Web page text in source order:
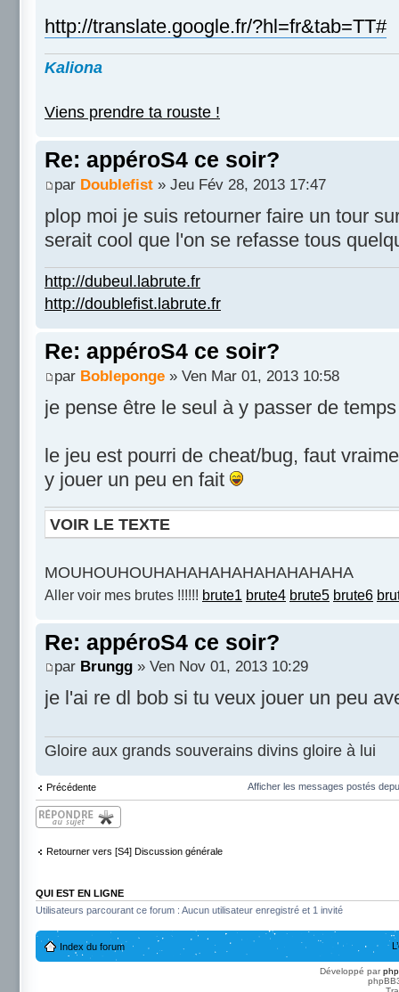
http://translate.google.fr/?hl=fr&tab=TT#
Kaliona
Viens prendre ta rouste !
Re: appéroS4 ce soir?
par Doublefist » Jeu Fév 28, 2013 17:47
plop moi je suis retourner faire un tour
serait cool que l'on se refasse tous
http://dubeul.labrute.fr
http://doublefist.labrute.fr
Re: appéroS4 ce soir?
par Bobleponge » Ven Mar 01, 2013 10:58
je pense être le seul à y passer de
le jeu est pourri de cheat/bug, faut
y jouer un peu en fait
VOIR LE TEXTE
MOUHOUHOUHAHAHAHAHAHAHAHAHA
Aller voir mes brutes !!!!!! brute1 brute4 brute5 brute6
Re: appéroS4 ce soir?
par Brungg » Ven Nov 01, 2013 10:29
je l'ai re dl bob si tu veux jouer un peu
Gloire aux grands souverains divins gloire à lui
Précédente Afficher les messages postés
Répondre
Retourner vers [S4] Discussion générale
QUI EST EN LIGNE
Utilisateurs parcourant ce forum : Aucun utilisateur enregistré et 1 invité
Index du forum
Développé par